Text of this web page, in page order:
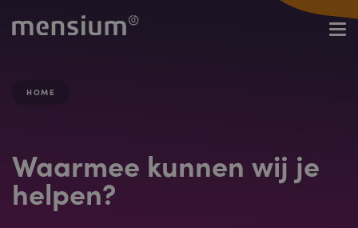
HOME
Waarmee kunnen wij je
helpen?